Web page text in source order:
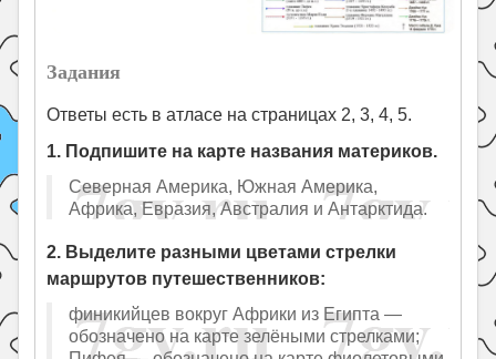
Задания
Ответы есть в атласе на страницах 2, 3, 4, 5.
1. Подпишите на карте названия материков.
Северная Америка, Южная Америка,
Африка, Евразия, Австралия и Антарктида.
2. Выделите разными цветами стрелки
маршрутов путешественников:
финикийцев вокруг Африки из Египта —
обозначено на карте зелёными стрелками;